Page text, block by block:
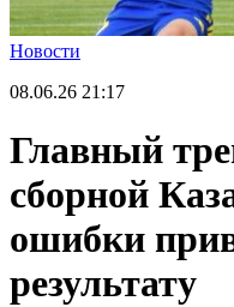
Новости
08.06.26 21:17
Главный
сборной
ошибки
результату